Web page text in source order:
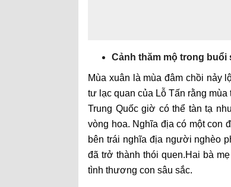
Cảnh thăm mộ trong buổi
Mùa xuân là mùa đâm chồi nảy
tư lạc quan của Lỗ Tấn rằng
Trung Quốc giờ có thể tàn tạ
vòng hoa. Nghĩa địa có một con
bên trái nghĩa địa người nghèo
đã trở thành thói quen.Hai bà
tình thương con sâu sắc.